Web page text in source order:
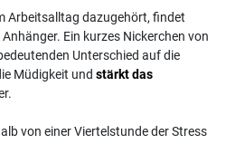
Arbeitsalltag dazugehört, findet
Ein kurzes Nickerchen von
Unterschied auf die
Müdigkeit und stärkt das
von einer Viertelstunde der Stress